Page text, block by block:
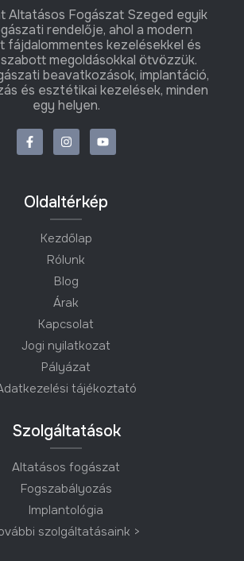
Altatásos Fogászat Szeged egyik
rendelője, ahol a modern
fájdalommentes kezelésekkel és
megoldásokkal ötvözzük.
beavatkozások, implantáció,
és esztétikai kezelések, minden
egy helyen.
Oldaltérkép
Kezdőlap
Rólunk
Blog
Árak
Kapcsolat
Jogi nyilatkozat
Pályázat
tájékoztató
Szolgáltatások
Altatásos fogászat
Fogszabályozás
Implantológia
szolgáltatásaink >